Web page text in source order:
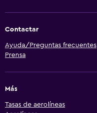
Contactar
Ayuda/Preguntas frecuentes
Prensa
Más
Tasas de aerolíneas